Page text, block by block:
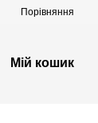
Порівняння
Мій кошик